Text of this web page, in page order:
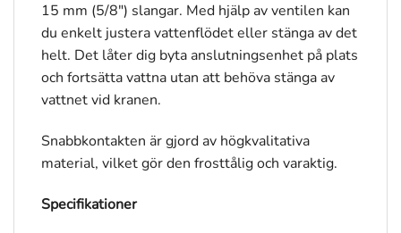
15 mm (5/8″) slangar. Med hjälp av ventilen kan
du enkelt justera vattenflödet eller stänga av det
helt. Det låter dig byta anslutningsenhet på plats
och fortsätta vattna utan att behöva stänga av
vattnet vid kranen.
Snabbkontakten är gjord av högkvalitativa
material, vilket gör den frosttålig och varaktig.
Specifikationer